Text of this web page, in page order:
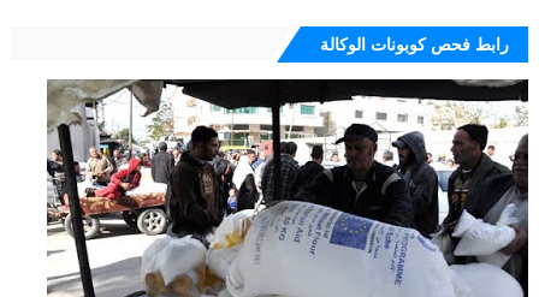
رابط فحص كوبونات الوكالة